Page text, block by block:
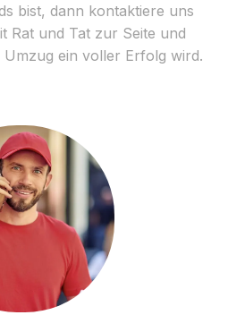
bist, dann kontaktiere uns
Rat und Tat zur Seite und
ein voller Erfolg wird.